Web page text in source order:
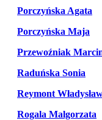
Porczyńska Agata
Porczyńska Maja
Przewoźniak
Raduńska Sonia
Reymont
Rogala Malgorzata